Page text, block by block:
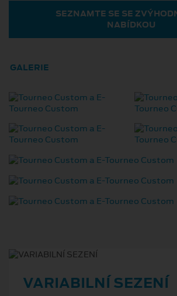
SEZNAMTE SE SE
NABÍDKOU
GALERIE
VARIABILNÍ SEZENÍ